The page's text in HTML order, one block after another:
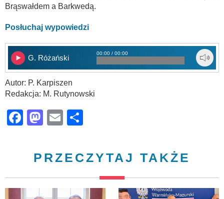
Brąswałdem a Barkwedą.
Posłuchaj wypowiedzi
G. Różański
00:00 / 00:00
Autor: P. Karpiszen
Redakcja: M. Rutynowski
Facebook
Mastodon
Email
PRZECZYTAJ TAKŻE